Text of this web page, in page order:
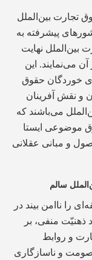
تجارت بین‌الملل
پیشرفته به
بین‌الملل نهایت
آن می‌نمایند. این
خوردگان حقوق
و نقش آفرینان
می‌باشند که
موضوعی ایستا
و مبانی عقلانی
سالم
را ناامن بیند در
ذهنیّت منفی، بر
و روابط
و ناسازگاری